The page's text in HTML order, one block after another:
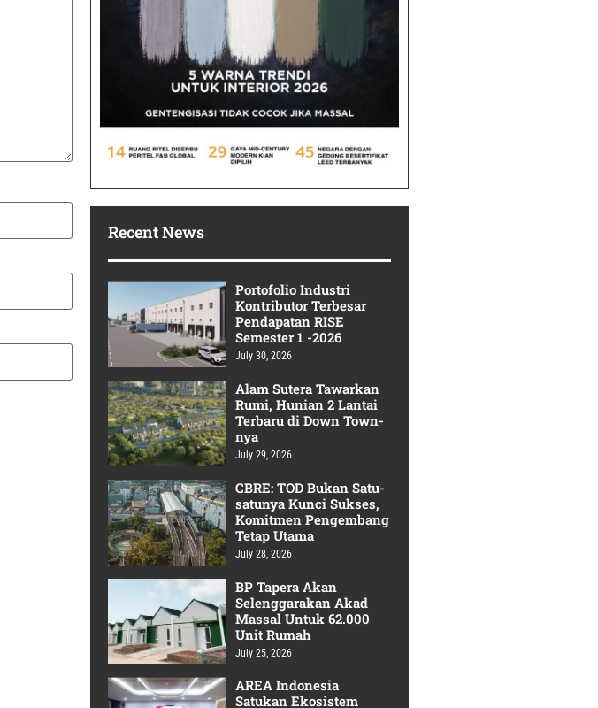
Recent News
Portofolio Industri
Kontributor Terbesar
Pendapatan RISE
Semester 1 -2026
July 30, 2026
Alam Sutera Tawarkan
Rumi, Hunian 2 Lantai
Terbaru di Down Town-
nya
July 29, 2026
CBRE: TOD Bukan Satu-
satunya Kunci Sukses,
Komitmen Pengembang
Tetap Utama
July 28, 2026
BP Tapera Akan
Selenggarakan Akad
Massal Untuk 62.000
Unit Rumah
July 25, 2026
AREA Indonesia
Satukan Ekosistem